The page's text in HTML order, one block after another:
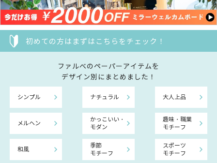
初めての方はまずはこちらをチェック！
ファルべのペーパーアイテムを
デザイン別にまとめました！
シンプル ナチュラル 大人上品
メルヘン
かっこいい・
モダン
趣味・職業
モチーフ
和風
季節
モチーフ
スポーツ
モチーフ